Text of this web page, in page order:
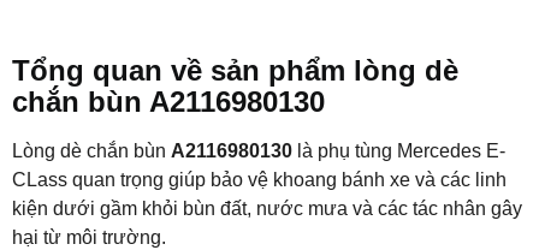
Tổng quan về sản phẩm lòng dè
chắn bùn A2116980130
Lòng dè chắn bùn A2116980130 là phụ tùng Mercedes E-
CLass quan trọng giúp bảo vệ khoang bánh xe và các linh
kiện dưới gầm khỏi bùn đất, nước mưa và các tác nhân gây
hại từ môi trường.